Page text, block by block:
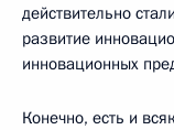
действительно
развитие
инновационных
Конечно, есть и